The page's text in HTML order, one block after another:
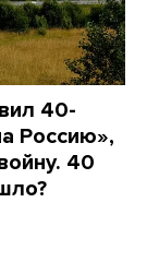
40-
Россию»,
40